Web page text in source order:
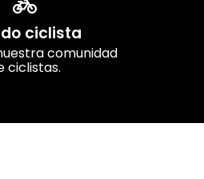
ciclista
comunidad
ciclistas.